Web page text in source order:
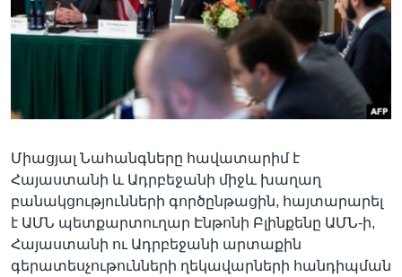
Միացյալ Նահանգները հավատարիմ է
Հայաստանի և Ադրբեջանի միջև խաղաղ
բանակցությունների գործընթացին, հայտարարել
է ԱՄՆ պետքարտուղար Էնթոնի Բլինքենը ԱՄՆ-ի,
Հայաստանի ու Ադրբեջանի արտաքին
գերատեսչութունների ղեկավարների հանդիպման